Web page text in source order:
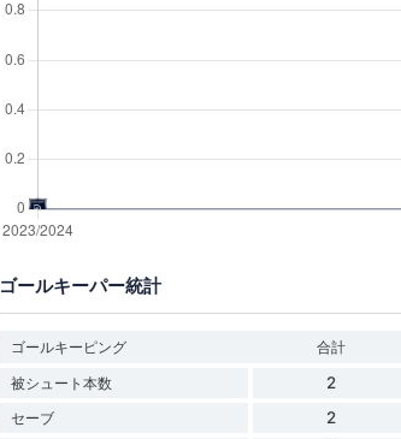
ゴールキーパー統計
ゴールキーピング 合計
被シュート本数
2
セーブ 2